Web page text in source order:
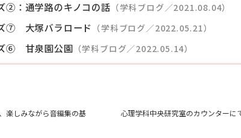
②：通学路のキノコの話 （学科ブログ／2021.08.04）
⑦ 大塚バラロード （学科ブログ／2022.05.21）
ズ⑥ 甘泉園公園 （学科ブログ／2022.05.14）
楽しみながら⾳編集の基
心理学科中央研究室のカウンター